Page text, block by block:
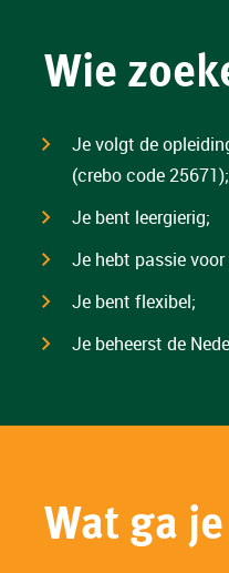
Wie
Je volgt de
(crebo code 25671);
Je bent leergierig;
Je hebt passie
Je bent flexibel;
Je beheerst de
Wat ga